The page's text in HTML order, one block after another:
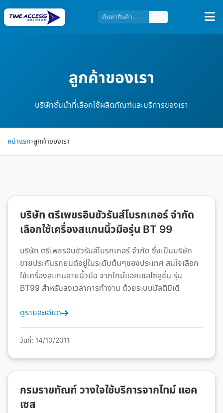
ลูกค้าของเรา
บริษัทชั้นนำที่เลือกใช้ผลิตภัณฑ์และบริการของเรา
หน้าแรก›ลูกค้าของเรา
บริษัท ตรีเพชรอินชัวรันส์โบรกเกอร์ จำกัด
เลือกใช้เครื่องสแกนนิ้วมือรุ่น BT 99
บริษัท ตรีเพชรอินชัวรันส์โบรกเกอร์ จำกัด ซึ่งเป็นบริษัท
ขายประกันรถยนต์อยู่ในระดับต้นๆของประเทศ สนใจเลือก
ใช้เครื่องสแกนลายนิ้วมือ จากไทม์แอคเซสโซลูชั่น รุ่น
BT99 สำหรับลงเวลาการทำงาน ด้วยระบบมัลติมีเดี
ดูรายละเอียด
วันที่: 14/10/2011
กรมราชทัณฑ์ วางใจใช้บริการจากไทม์ แอค
เซส